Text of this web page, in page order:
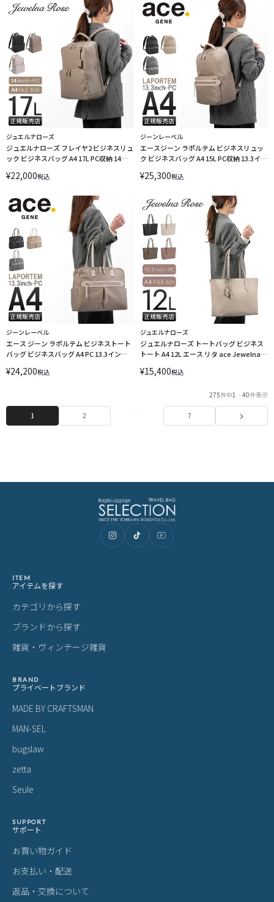
ジュエルナローズ
ジュエルナローズ フレイヤ2 ビジネスリュ
ック ビジネスバッグ A4 17L PC収納 14イ
¥22,000税込
ジーンレーベル
エースジーン ラポルテム ビジネスリュッ
ク ビジネスバッグ A4 15L PC収納 13.3イン
¥25,300税込
ジーンレーベル
エース ジーン ラポルテム ビジネストート
バッグ ビジネスバッグ A4 PC 13.3インチ
¥24,200税込
ジュエルナローズ
ジュエルナローズ トートバッグ ビジネス
トート A4 12L エース リタ ace Jewelna
¥15,400税込
275件中1 - 40件表示
1 2 … 7
ITEM
アイテムを探す
カテゴリから探す
ブランドから探す
雑貨・ヴィンテージ雑貨
BRAND
プライベートブランド
MADE BY CRAFTSMAN
MAN-SEL
bugslaw
zetta
Seule
SUPPORT
サポート
お買い物ガイド
お支払い・配送
返品・交換について